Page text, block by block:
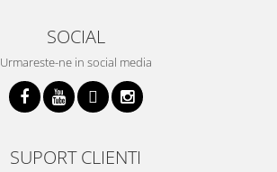
SOCIAL
Urmareste-ne in social media
SUPORT CLIENTI